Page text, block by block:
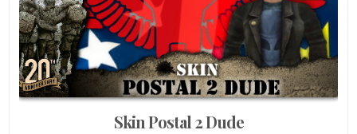
Skin Postal 2 Dude